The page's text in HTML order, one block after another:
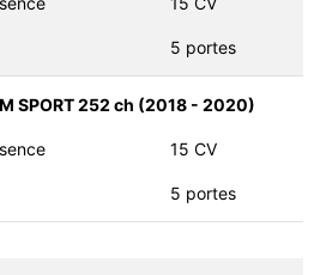
5 portes
SPORT 252 ch (2018 - 2020)
15 CV
5 portes